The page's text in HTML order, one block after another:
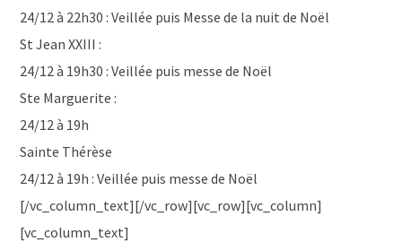
24/12 à 22h30 : Veillée puis Messe de la nuit de Noël
St Jean XXIII :
24/12 à 19h30 : Veillée puis messe de Noël
Ste Marguerite :
24/12 à 19h
Sainte Thérèse
24/12 à 19h : Veillée puis messe de Noël
[/vc_column_text][/vc_row][vc_row][vc_column]
[vc_column_text]